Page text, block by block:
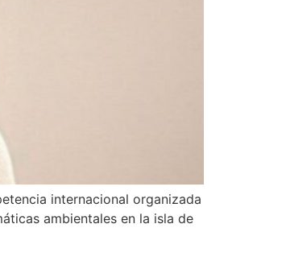
internacional organizada
ambientales en la isla de